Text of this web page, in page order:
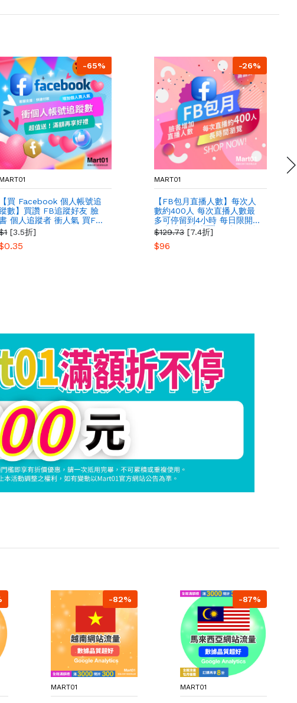
-65%
MART01
【買 Facebook 個人帳號追
數】買讚 FB追蹤好友 臉
個人追蹤者 衝人氣 買FB
人頁
[3.5折]
-26%
MART01
【FB包月直播人數】每次人
數約400人 每次直播人數最
多可停留到4小時 每日限開3
次直播 高品質 長時間停留
30天包月 臉書Facebook直
播人數
$129.73 [7.4折]
$96
-82%
MART01
-87%
MART01